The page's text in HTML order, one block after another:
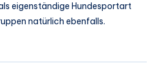
eigenständige Hundesportart
natürlich ebenfalls.